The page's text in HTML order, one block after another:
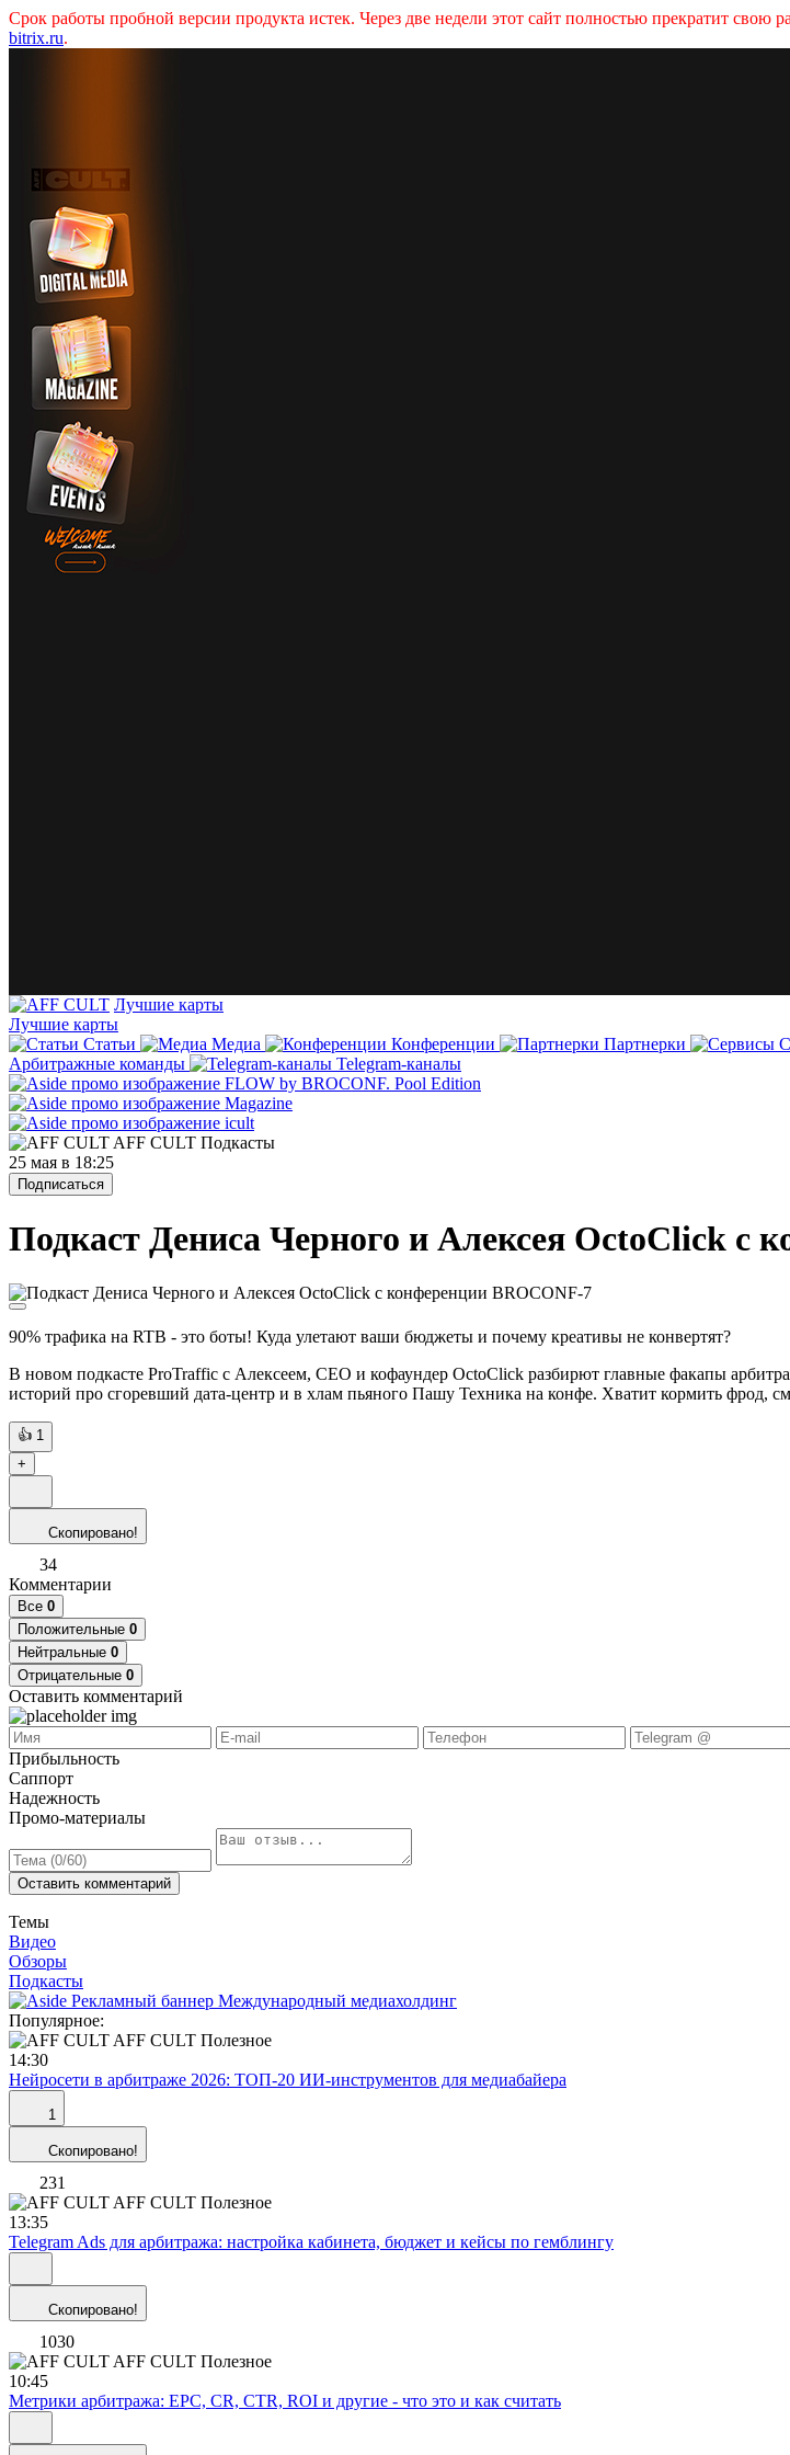
Срок работы пробной версии продукта истек. Через две недели этот сайт полностью прекратит
bitrix.ru.
Лучшие карты
Лучшие карты
Статьи
Медиа Конференции Партнерки
Арбитражные команды
Telegram-каналы
AFF CULT Подкасты
25 мая в 18:25
Подписаться
Подкаст Дениса Черного и Алексея OctoClick с
90% трафика на RTB - это боты! Куда улетают ваши бюджеты и почему креативы не конвертят?
В новом подкасте ProTraffic с Алексеем, CEO и кофаундер OctoClick разбирют главные факапы
историй про сгоревший дата-центр и в хлам пьяного Пашу Техника на конфе. Хватит кормить фрод,
👍 1
+
Скопировано!
34
Комментарии
Все 0
Положительные 0
Нейтральные 0
Отрицательные 0
Оставить комментарий
Прибыльность
Саппорт
Надежность
Промо-материалы
Оставить комментарий
Темы
Видео
Обзоры
Подкасты
Популярное:
AFF CULT Полезное
14:30
Нейросети в арбитраже 2026: ТОП-20 ИИ-инструментов для медиабайера
1
Скопировано!
231
AFF CULT Полезное
13:35
Telegram Ads для арбитража: настройка кабинета, бюджет и кейсы по гемблингу
Скопировано!
1030
AFF CULT Полезное
10:45
Метрики арбитража: EPC, CR, CTR, ROI и другие - что это и как считать